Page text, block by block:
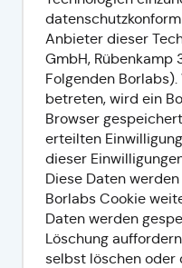
Anbieter dieser
GmbH, Rübenkamp
Folgenden
betreten, wird ein
Browser
erteilten
dieser
Diese Daten
Borlabs Cookie
Daten werden
Löschung
selbst löschen oder